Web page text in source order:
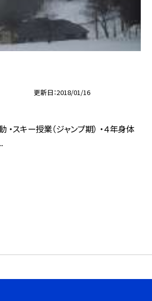
更新日 2018/01/16
・スキー授業（ジャンプ期） ・４年身体